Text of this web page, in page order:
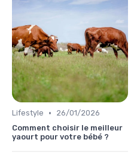
Lifestyle •
26/01/2026
Comment choisir le meilleur
yaourt pour votre bébé ?